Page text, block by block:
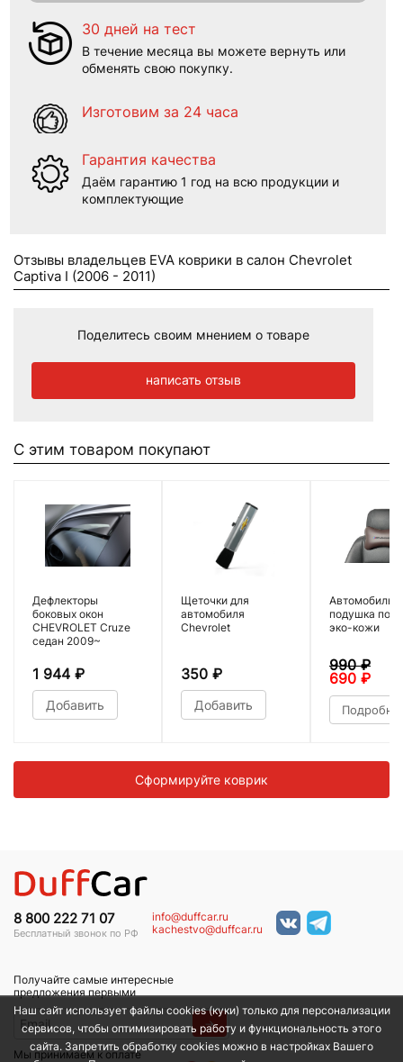
30 дней на тест
В течение месяца вы можете вернуть или
обменять свою покупку.
Изготовим за 24 часа
Гарантия качества
Даём гарантию 1 год на всю продукции и
комплектующие
Отзывы владельцев EVA коврики в салон Chevrolet
Captiva I (2006 - 2011)
Поделитесь своим мнением о товаре
написать отзыв
С этим товаром покупают
Дефлекторы
боковых окон
CHEVROLET Cruze
седан 2009~
1 944 ₽
Добавить
Щеточки для
автомобиля
Chevrolet
350 ₽
Добавить
подушка под
эко-кожи
990₽
690 ₽
Сформируйте коврик
8 800 222 71 07
Бесплатный звонок по РФ
info@duffcar.ru
kachestvo@duffcar.ru
Получайте самые интересные
предложения первыми
→
Мы принимаем к оплате
Наш сайт использует файлы cookies (куки) только для персонализации
сервисов, чтобы оптимизировать работу и функциональность этого
сайта. Запретить обработку cookies можно в настройках Вашего